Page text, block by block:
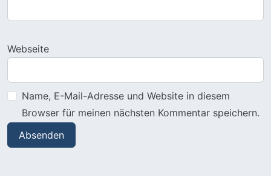
Webseite
Name, E-Mail-Adresse und Website in diesem
Browser für meinen nächsten Kommentar speichern.